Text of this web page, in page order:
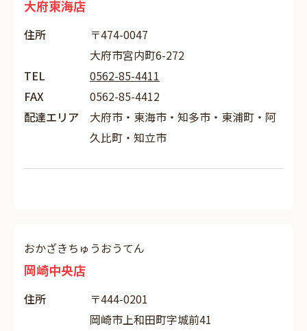
大府東海店
住所
〒474-0047
大府市宮内町6-272
TEL
0562-85-4411
FAX
0562-85-4412
配達エリア
大府市・東海市・知多市・東浦町・阿
久比町・知立市
おかざきちゅうおうてん
岡崎中央店
住所
〒444-0201
岡崎市上和田町字城前41